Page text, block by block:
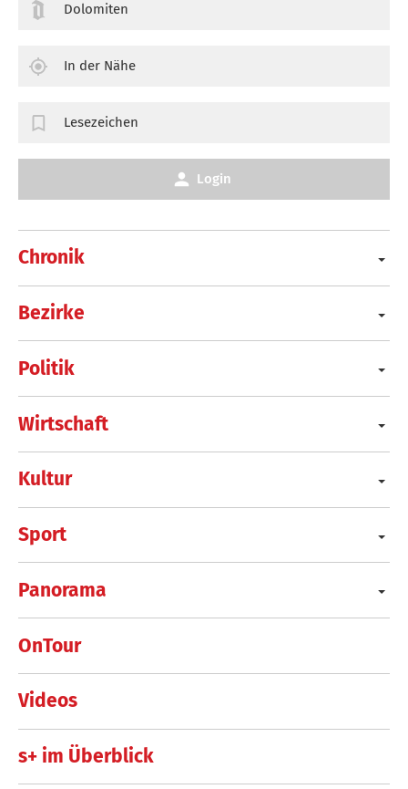
Chronik
Bezirke
Politik
Wirtschaft
Kultur
Sport
Panorama
OnTour
Videos
s+ im Überblick
Dolomiten
In der Nähe
Lesezeichen
Login